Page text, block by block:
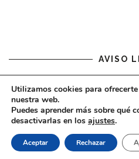
AVISO
Aviso legal
COPYRIGHT © 2020 -
Utilizamos cookies para
nuestra web.
Puedes aprender más sobre qué
desactivarlas en los ajustes.
Aceptar Rechazar